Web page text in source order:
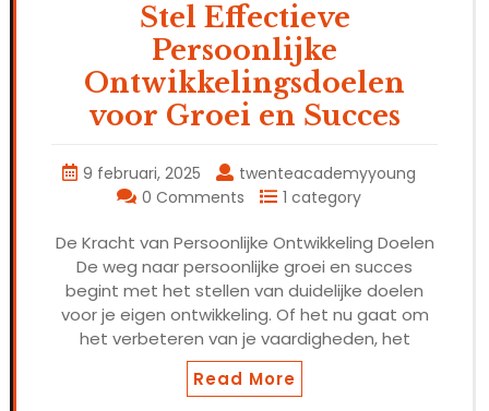
Stel Effectieve
Persoonlijke
Ontwikkelingsdoelen
voor Groei en Succes
9 februari, 2025
twenteacademyyoung
0 Comments
1 category
De Kracht van Persoonlijke Ontwikkeling Doelen
De weg naar persoonlijke groei en succes
begint met het stellen van duidelijke doelen
voor je eigen ontwikkeling. Of het nu gaat om
het verbeteren van je vaardigheden, het
Read More